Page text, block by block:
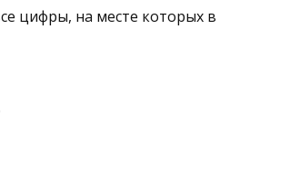
цифры, на месте которых в